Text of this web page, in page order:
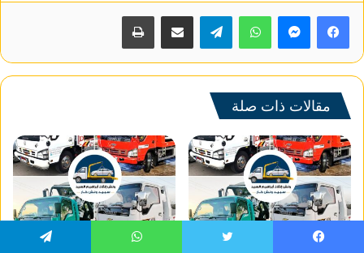
واتساب
مقالات ذات صلة
ونش انقاذ سيارات في القاهرة
ونش انقاذ سيارات علي طريق بنها